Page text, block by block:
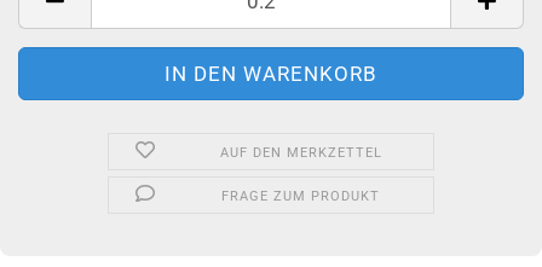
AUF DEN MERKZETTEL
FRAGE ZUM PRODUKT